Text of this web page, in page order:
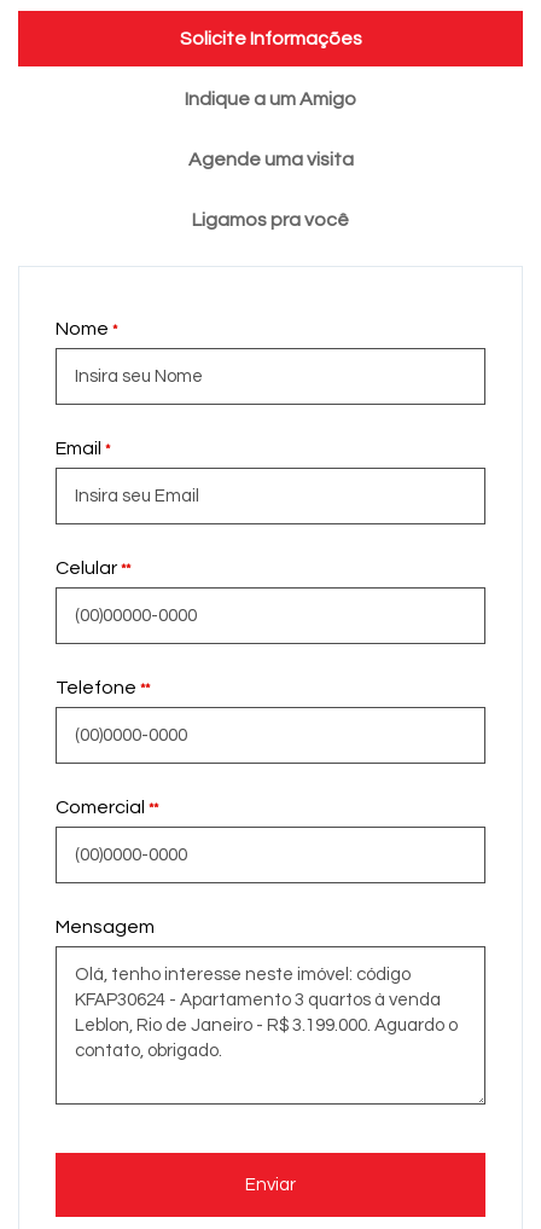
Solicite Informações
Indique a um Amigo
Agende uma visita
Ligamos pra você
Nome *
Email *
Celular **
Telefone **
Comercial **
Mensagem
Enviar